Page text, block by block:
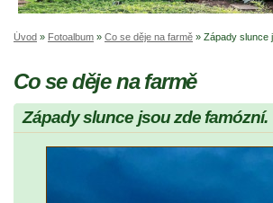
Úvod » Fotoalbum » Co se děje na farmě » Západy slunce
Co se děje na farmě
Západy slunce jsou zde famózní.